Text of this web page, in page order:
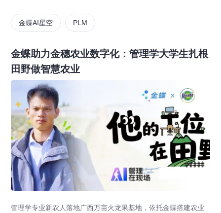
金蝶AI星空 PLM
金蝶助力金穗农业数字化：管理学大学生扎根
田野做智慧农业
管理学专业新农人落地广西万亩火龙果基地，依托金蝶搭建农业